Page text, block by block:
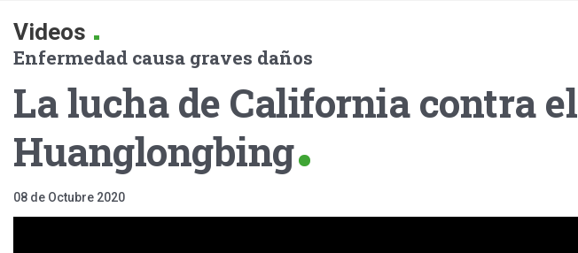
Videos .
Enfermedad causa graves daños
La lucha de California contra el
Huanglongbing
08 de Octubre 2020